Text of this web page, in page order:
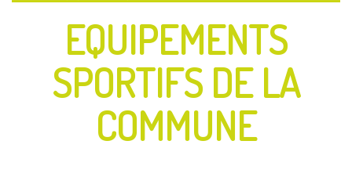
EQUIPEMENTS
SPORTIFS DE LA
COMMUNE